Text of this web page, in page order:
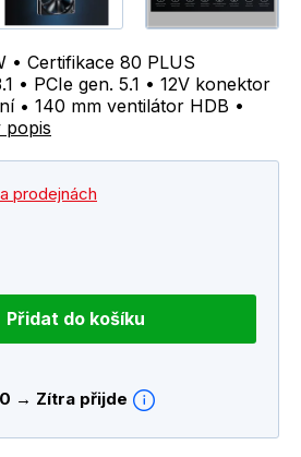
• Certifikace 80 PLUS
• PCIe gen. 5.1 • 12V konektor
• 140 mm ventilátor HDB •
popis
prodejnách
Přidat do košíku
→ Zítra přijde